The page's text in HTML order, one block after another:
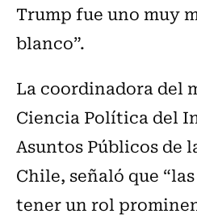
Trump fue uno muy
blanco”.
La coordinadora del
Ciencia Política del
Asuntos Públicos de
Chile, señaló que
tener un rol